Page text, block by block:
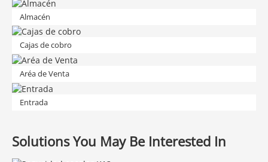
Almacén
Cajas de cobro
Aréa de Venta
Entrada
Solutions You May Be Interested In